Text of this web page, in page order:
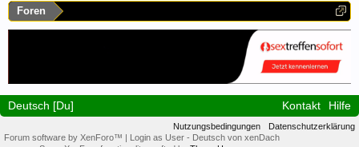
Foren
Deutsch [Du] Kontakt Hilfe
Nutzungsbedingungen
Datenschutzerklärung
Forum software by XenForo™ | Login as User - Deutsch von xenDach